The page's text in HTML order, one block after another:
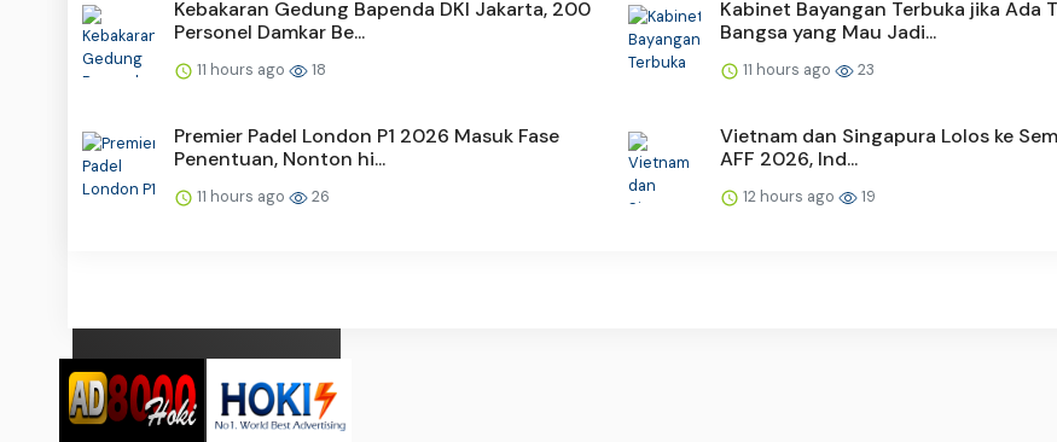
Kebakaran Gedung Bapenda DKI Jakarta, 200
Personel Damkar Be...
11 hours ago 18
Kabinet Bayangan Terbuka jika Ada
Bangsa yang Mau Jadi...
11 hours ago 23
Premier Padel London P1 2026 Masuk Fase
Penentuan, Nonton hi...
11 hours ago 26
Vietnam dan Singapura Lolos ke
AFF 2026, Ind...
12 hours ago 19